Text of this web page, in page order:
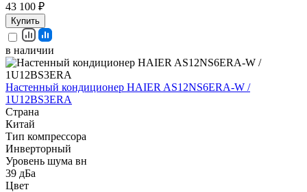
43 100 ₽
Купить
в наличии
Настенный кондиционер HAIER AS12NS6ERA-W /
1U12BS3ERA
Страна
Китай
Тип компрессора
Инверторный
Уровень шума вн
39 дБа
Цвет